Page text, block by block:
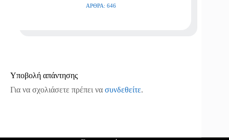
ΆΡΘΡΑ: 646
Υποβολή απάντησης
Για να σχολιάσετε πρέπει να συνδεθείτε.